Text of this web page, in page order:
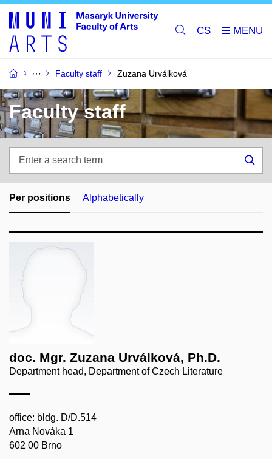
CS
Faculty staff Zuzana Urválková
Faculty staff
search
term
Per positions Alphabetically
doc. Mgr. Zuzana Urválková, Ph.D.
Department head, Department of Czech Literature
office: bldg. D/D.514
Arna Nováka 1
602 00 Brno